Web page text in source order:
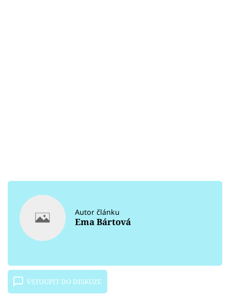
Autor článku
Ema Bártová
VSTOUPIT DO DISKUZE